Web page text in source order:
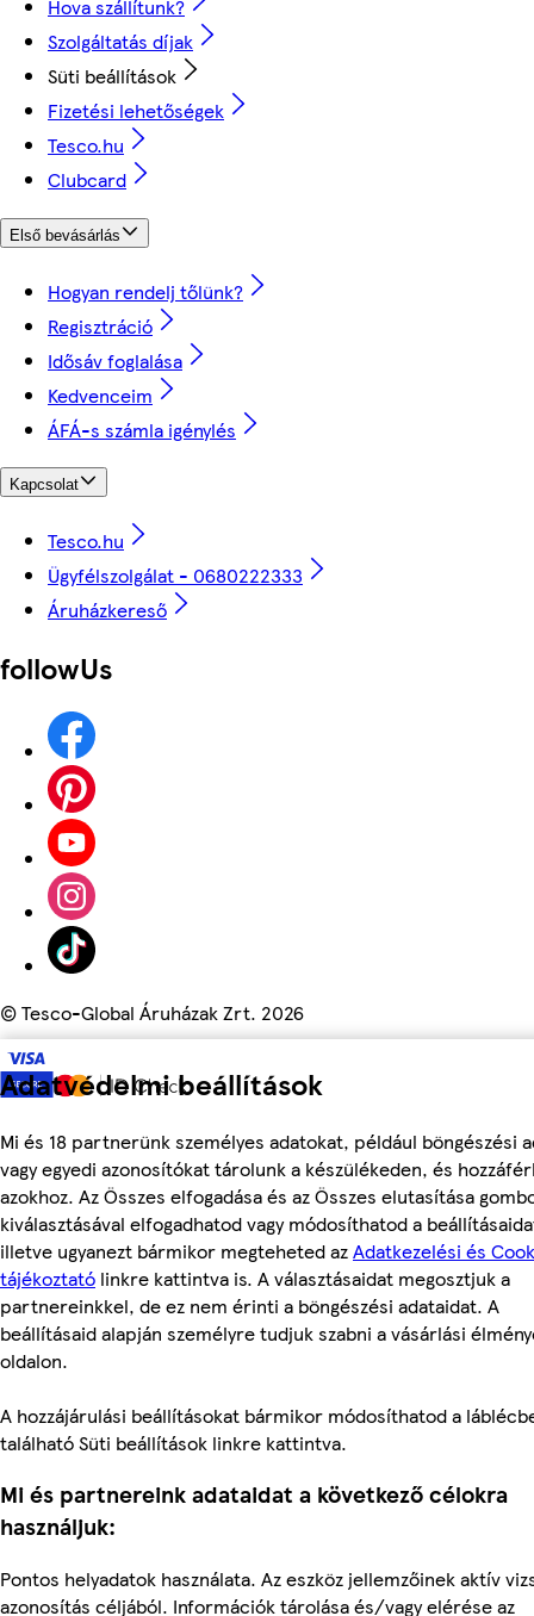
Adatvédelmi beállítások
Mi és 18 partnerünk személyes adatokat, például böngészési
vagy egyedi azonosítókat tárolunk a készülékeden, és
azokhoz. Az Összes elfogadása és az Összes elutasítása
kiválasztásával elfogadhatod vagy módosíthatod a
illetve ugyanezt bármikor megteheted azAdatkezelési és
tájékoztató linkre kattintva is. A választásaidat megosztjuk a
partnereinkkel, de ez nem érinti a böngészési adataidat. A
beállításaid alapján személyre tudjuk szabni a vásárlási
oldalon.
A hozzájárulási beállításokat bármikor módosíthatod a
található Süti beállítások linkre kattintva.
Mi és partnereink adataidat a következő célokra
használjuk:
Pontos helyadatok használata. Az eszköz jellemzőinek aktív
azonosítás céljából. Információk tárolása és/vagy elérése az
Hova szállítunk?
Szolgáltatás díjak
Süti beállítások
Fizetési lehetőségek
Tesco.hu
Clubcard
Első bevásárlás
Hogyan rendelj tőlünk?
Regisztráció
Idősáv foglalása
Kedvenceim
ÁFÁ-s számla igénylés
Kapcsolat
Tesco.hu
Ügyfélszolgálat - 0680222333
Áruházkereső
followUs
©Tesco-Global Áruházak Zrt. 2026